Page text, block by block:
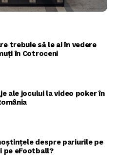
trebuie să le ai în vedere
în Cotroceni
ale jocului la video poker în
despre pariurile pe
pe eFootball?